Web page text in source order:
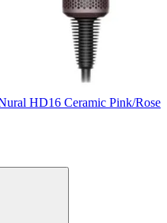
HD16 Ceramic Pink/Rose